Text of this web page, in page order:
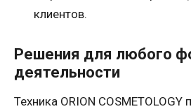
клиентов.
Решения для любого
деятельности
Техника ORION COSMETOLOGY